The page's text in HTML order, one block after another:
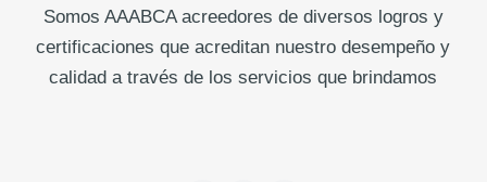
Somos AAABCA acreedores de diversos logros y
certificaciones que acreditan nuestro desempeño y
calidad a través de los servicios que brindamos